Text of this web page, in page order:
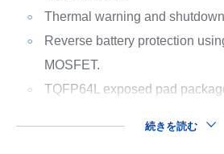
Thermal warning and
Reverse battery protection
MOSFET.
TQFP64L exposed pad
続きを読む